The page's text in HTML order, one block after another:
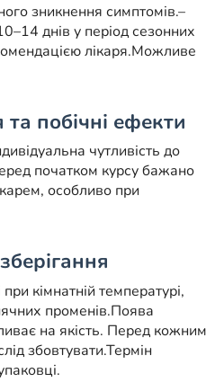
зникнення симптомів.–
днів у період сезонних
лікаря.Можливе
побічні ефекти
чутливість до
початком курсу бажано
особливо при
кімнатній температурі,
променів.Поява
на якість. Перед кожним
збовтувати.Термін